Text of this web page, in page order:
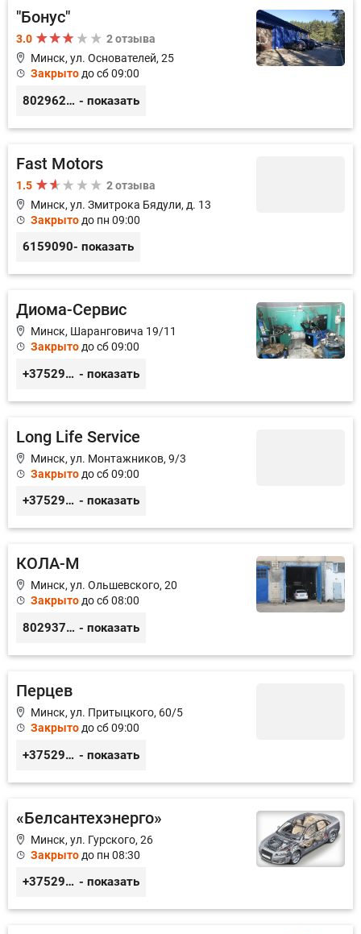
"Бонус"
3.0
2 отзыва
Минск, ул. Основателей, 25
Закрытодо сб 09:00
80296238800 - показать
Fast Motors
1.5
2 отзыва
Минск, ул. Змитрока Бядули, д. 13
Закрыто до пн 09:00
6159090- показать
Диома-Сервис
Минск, Шаранговича 19/11
Закрытодо сб 09:00
+375291111065 - показать
Long Life Service
Минск, ул. Монтажников, 9/3
Закрыто до сб 09:00
+375291050161 - показать
КОЛА-М
Минск, ул. Ольшевского, 20
Закрытодо сб 08:00
80293711037 - показать
Перцев
Минск, ул. Притыцкого, 60/5
Закрыто до сб 09:00
+375296946060 - показать
«Белсантехэнерго»
Минск, ул. Гурского, 26
Закрыто до пн 08:30
+375296434622 - показать